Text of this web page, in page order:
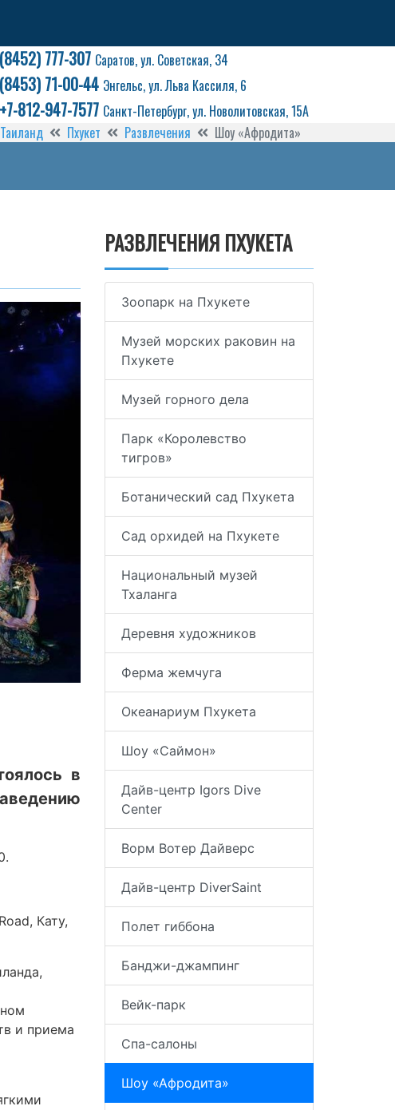
(8452) 777-307 Саратов, ул. Советская, 34
(8453) 71-00-44 Энгельс, ул. Льва Кассиля, 6
+7-812-947-7577 Санкт-Петербург, ул. Новолитовская, 15А
Таиланд Пхукет Развлечения Шоу «Афродита»
в
Кату,
и приема
РАЗВЛЕЧЕНИЯ ПХУКЕТА
Зоопарк на Пхукете
Музей морских раковин на
Пхукете
Музей горного дела
Парк «Королевство
тигров»
Ботанический сад Пхукета
Сад орхидей на Пхукете
Национальный музей
Тхаланга
Деревня художников
Ферма жемчуга
Океанариум Пхукета
Шоу «Саймон»
Дайв-центр Igors Dive
Center
Ворм Вотер Дайверс
Дайв-центр DiverSaint
Полет гиббона
Банджи-джампинг
Вейк-парк
Спа-салоны
Шоу «Афродита»